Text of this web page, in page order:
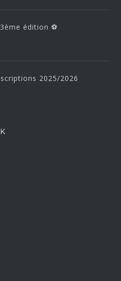
édition ⚽
2025/2026